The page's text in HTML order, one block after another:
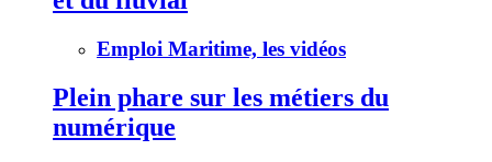
Emploi Maritime, les vidéos
Plein phare sur les métiers du
numérique